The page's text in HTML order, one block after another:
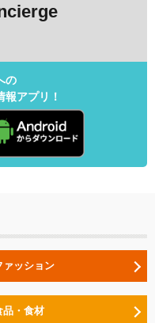
の
アプリ！
ァッション
品・食材